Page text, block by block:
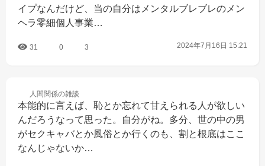
イプなんだけど、当の自分はメンタルブレブレのメン
ヘラ零細個人事業…
31 0 3 2024年7月16日 15:21
人間関係の雑談
本能的に言えば、恥とか忘れて甘えられる人が欲しい
んだろうなって思った。自分がね。多分、世の中の男
がセクキャバとか風俗とか行くのも、割と根底はここ
なんじゃないか…